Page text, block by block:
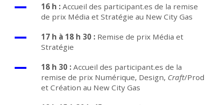
16 h : Accueil des participant.es de la remise
de prix Média et Stratégie au New City Gas
17 h à 18 h 30 : Remise de prix Média et
Stratégie
18 h 30 : Accueil des participant.es de la
remise de prix Numérique, Design, Craft/Prod
et Création au New City Gas